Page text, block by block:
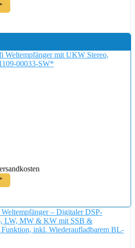
Weltempfänger mit UKW Stereo,
00033-SW*
– Digitaler DSP-
LW, MW & KW mit SSB &
inkl. Wiederaufladbarem BL-